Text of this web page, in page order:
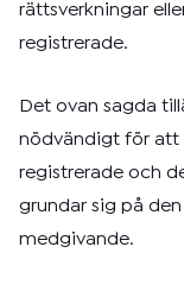
rättsverkningar
registrerade.
Det ovan sagda
nödvändigt för att
registrerade och
grundar sig på
medgivande.